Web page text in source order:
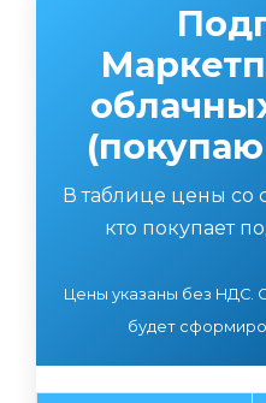
В таблице цены со
кто покупает
Цены указаны без НДС.
будет